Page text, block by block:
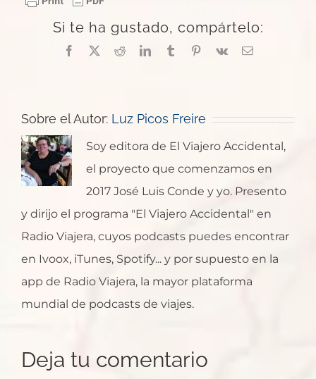
Si te ha gustado, compártelo:
Facebook
X RedditLinkedInTumblrPinterest
Vk
Correo
Sobre el Autor: Luz Picos Freire
Soy editora de El Viajero Accidental,
el proyecto que comenzamos en
2017 José Luis Conde y yo. Presento
y dirijo el programa "El Viajero Accidental" en
Radio Viajera, cuyos podcasts puedes encontrar
en Ivoox, iTunes, Spotify... y por supuesto en la
app de Radio Viajera, la mayor plataforma
mundial de podcasts de viajes.
Deja tu comentario